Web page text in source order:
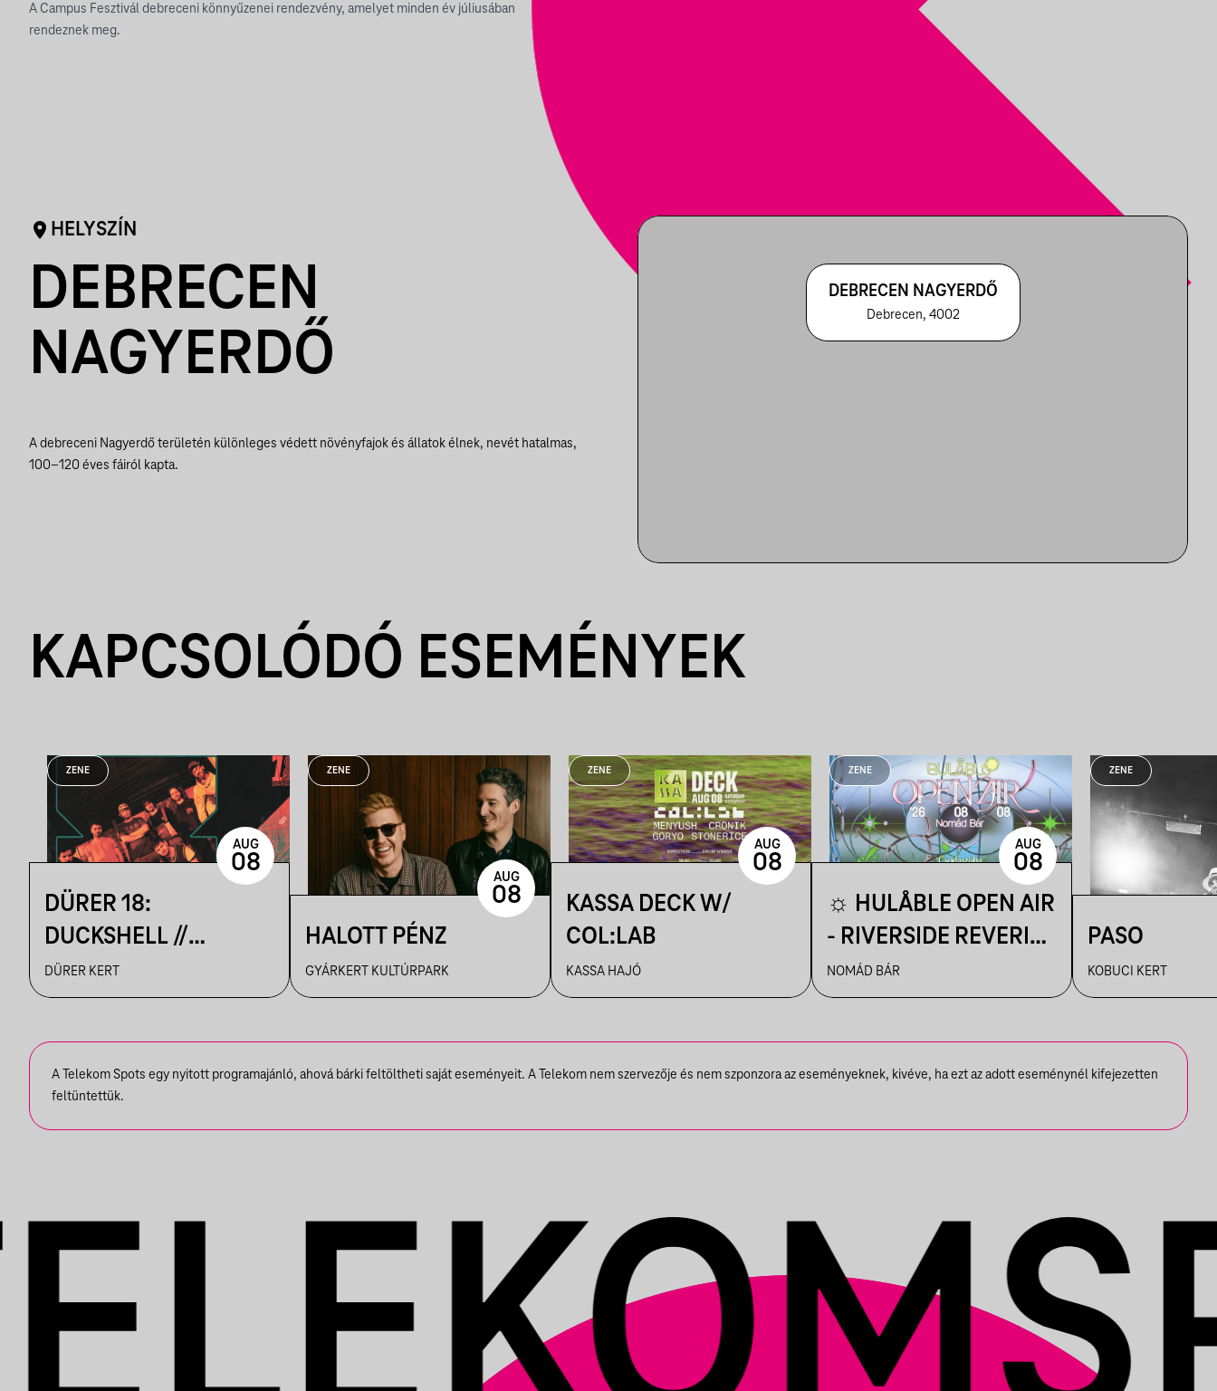
A Campus Fesztivál debreceni könnyűzenei rendezvény, amelyet minden év júliusában
rendeznek meg.
HELYSZÍN
DEBRECEN
NAGYERDŐ
A debreceni Nagyerdő területén különleges védett növényfajok és állatok élnek, nevét hatalmas,
100–120 éves fáiról kapta.
DEBRECEN NAGYERDŐ
Debrecen, 4002
KAPCSOLÓDÓ ESEMÉNYEK
ZENE
DÜRER 18:
DUCKSHELL //
VENDÉG:
VÁRHEGYUTCA
DÜRER KERT
AUG
08
ZENE
HALOTT PÉNZ
GYÁRKERT KULTÚRPARK
AUG
08
ZENE
KASSA DECK W/
COL:LAB
KASSA HAJÓ
AUG
08
ZENE
☼ HULÅBLE OPEN AIR
- RIVERSIDE REVERIE
☼
NOMÁD BÁR
AUG
08
ZENE
PASO
KOBUCI KERT
A Telekom Spots egy nyitott programajánló, ahová bárki feltöltheti saját eseményeit. A Telekom nem szervezője és nem szponzora az eseményeknek, kivéve, ha ezt az adott eseménynél kifejezetten
feltüntettük.